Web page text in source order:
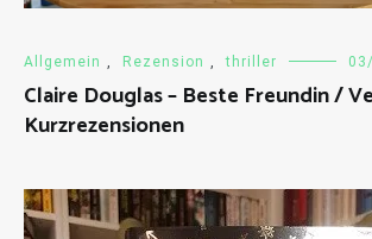
Allgemein , Rezension , thriller
Claire Douglas – Beste Freundin /
Kurzrezensionen